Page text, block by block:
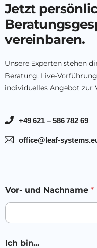
Jetzt
vereinbaren.
Unsere Experten stehen
Beratung, Live-
individuelles Angebot zur
+49 621 – 586 782 69
office@leaf-
Vor- und Nachname *
Ich bin...